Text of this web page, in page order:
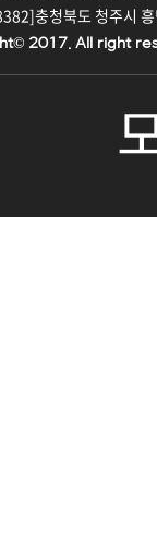
충청북도 청주시
2017. All right